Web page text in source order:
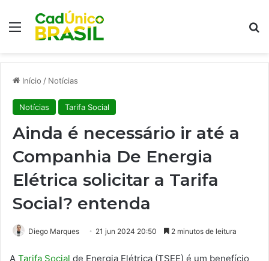
Menu
Início / Notícias
Notícias Tarifa Social
Ainda é necessário ir até a
Companhia De Energia
Elétrica solicitar a Tarifa
Social? entenda
Diego Marques 21 jun 2024 20:50 2 minutos de leitura
A Tarifa Social de Energia Elétrica (TSEE) é um benefício